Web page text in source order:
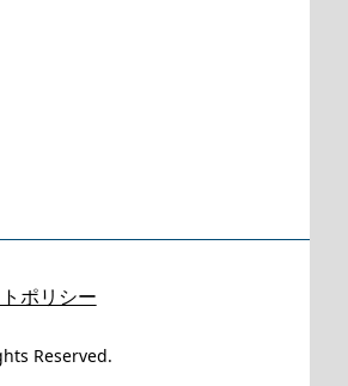
ポリシー
Reserved.